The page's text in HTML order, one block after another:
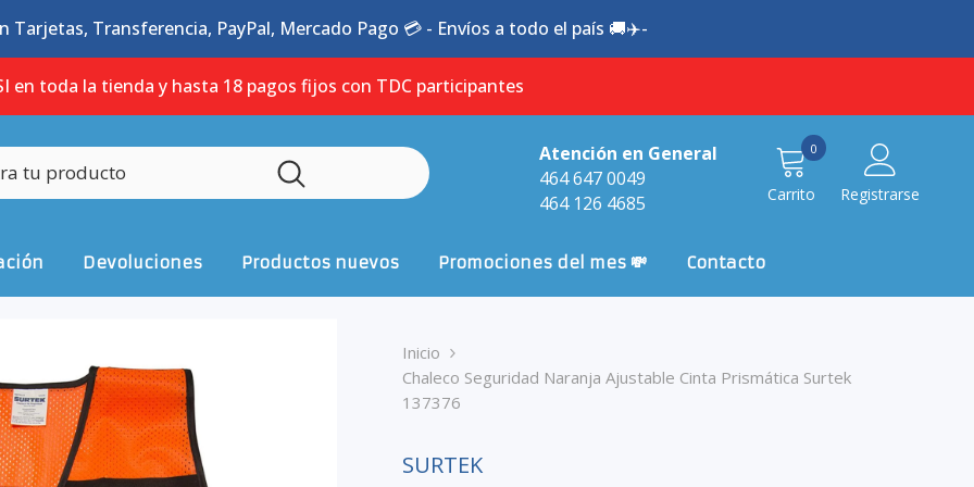
Tarjetas, Transferencia, PayPal, Mercado Pago 💳 - Envíos a todo el país 🚚✈️-
en toda la tienda y hasta 18 pagos fijos con TDC participantes
Atención en General
464 647 0049
464 126 4685
Carrito
00
Registrarse
Devoluciones Productos nuevos Promociones del mes 💸 Contacto
Inicio
Chaleco Seguridad Naranja Ajustable Cinta Prismática Surtek
137376
SURTEK